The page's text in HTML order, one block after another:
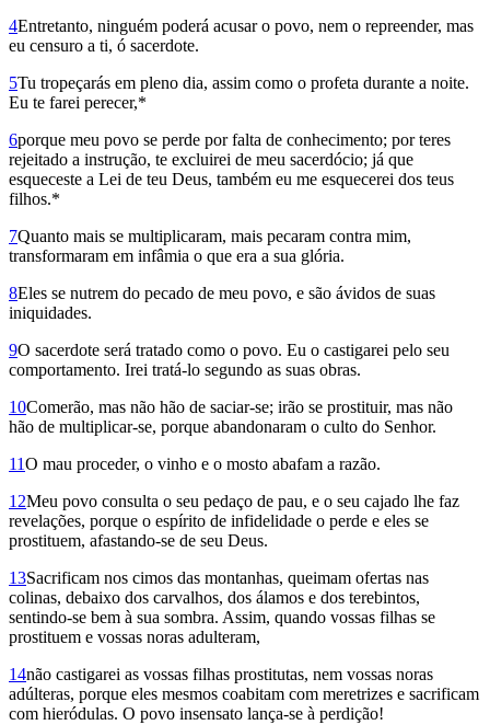
4Entretanto, ninguém poderá acusar o povo, nem o repreender, mas
eu censuro a ti, ó sacerdote.
5Tu tropeçarás em pleno dia, assim como o profeta durante a noite.
Eu te farei perecer,*
6porque meu povo se perde por falta de conhecimento; por teres
rejeitado a instrução, te excluirei de meu sacerdócio; já que
esqueceste a Lei de teu Deus, também eu me esquecerei dos teus
filhos.*
7Quanto mais se multiplicaram, mais pecaram contra mim,
transformaram em infâmia o que era a sua glória.
8Eles se nutrem do pecado de meu povo, e são ávidos de suas
iniquidades.
9O sacerdote será tratado como o povo. Eu o castigarei pelo seu
comportamento. Irei tratá-lo segundo as suas obras.
10Comerão, mas não hão de saciar-se; irão se prostituir, mas não
hão de multiplicar-se, porque abandonaram o culto do Senhor.
11O mau proceder, o vinho e o mosto abafam a razão.
12Meu povo consulta o seu pedaço de pau, e o seu cajado lhe faz
revelações, porque o espírito de infidelidade o perde e eles se
prostituem, afastando-se de seu Deus.
13Sacrificam nos cimos das montanhas, queimam ofertas nas
colinas, debaixo dos carvalhos, dos álamos e dos terebintos,
sentindo-se bem à sua sombra. Assim, quando vossas filhas se
prostituem e vossas noras adulteram,
14não castigarei as vossas filhas prostitutas, nem vossas noras
adúlteras, porque eles mesmos coabitam com meretrizes e sacrificam
com hieródulas. O povo insensato lança-se à perdição!